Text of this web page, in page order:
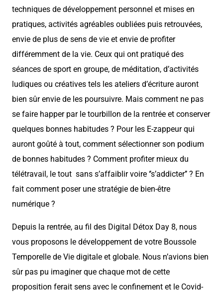
techniques de développement personnel et mises en
pratiques, activités agréables oubliées puis retrouvées,
envie de plus de sens de vie et envie de profiter
différemment de la vie. Ceux qui ont pratiqué des
séances de sport en groupe, de méditation, d’activités
ludiques ou créatives tels les ateliers d’écriture auront
bien sûr envie de les poursuivre. Mais comment ne pas
se faire happer par le tourbillon de la rentrée et conserver
quelques bonnes habitudes ? Pour les E-zappeur qui
auront goûté à tout, comment sélectionner son podium
de bonnes habitudes ? Comment profiter mieux du
télétravail, le tout sans s’affaiblir voire ‘’s’addicter’’ ? En
fait comment poser une stratégie de bien-être
numérique ?
Depuis la rentrée, au fil des Digital Détox Day 8, nous
vous proposons le développement de votre Boussole
Temporelle de Vie digitale et globale. Nous n’avions bien
sûr pas pu imaginer que chaque mot de cette
proposition ferait sens avec le confinement et le Covid-